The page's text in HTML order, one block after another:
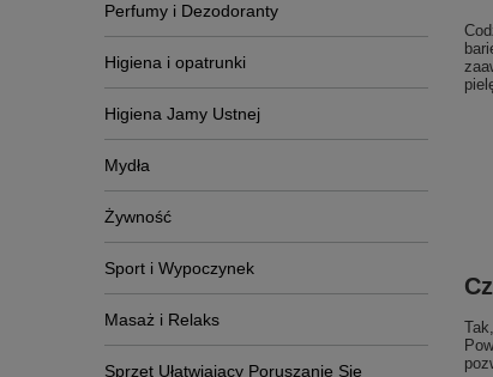
Perfumy i Dezodoranty
Higiena i opatrunki
Higiena Jamy Ustnej
Mydła
Żywność
Sport i Wypoczynek
Masaż i Relaks
Sprzęt Ułatwiający Poruszanie Się